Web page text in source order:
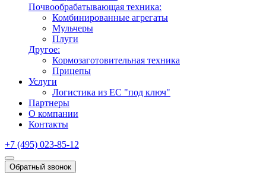
Почвообрабатывающая техника:
Комбинированные агрегаты
Мульчеры
Плуги
Другое:
Кормозаготовительная техника
Прицепы
Услуги
Логистика из ЕС "под ключ"
Партнеры
О компании
Контакты
+7 (495) 023-85-12
Обратный звонок